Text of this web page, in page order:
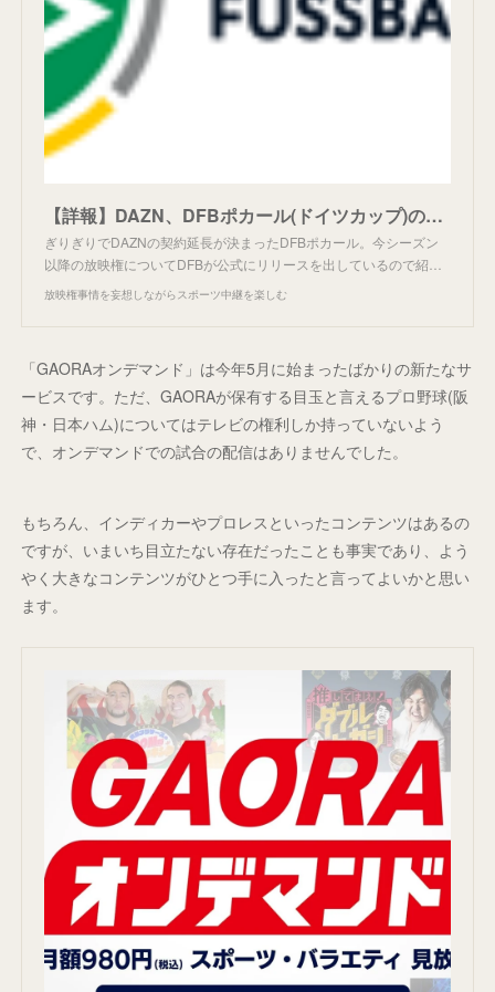
【詳報】DAZN、DFBポカール(ドイツカップ)の契約延長。
ぎりぎりでDAZNの契約延長が決まったDFBポカール。今シーズン
以降の放映権についてDFBが公式にリリースを出しているので紹…
放映権事情を妄想しながらスポーツ中継を楽しむ
「GAORAオンデマンド」は今年5月に始まったばかりの新たなサ
ービスです。ただ、GAORAが保有する目玉と言えるプロ野球(阪
神・日本ハム)についてはテレビの権利しか持っていないよう
で、オンデマンドでの試合の配信はありませんでした。
もちろん、インディカーやプロレスといったコンテンツはあるの
ですが、いまいち目立たない存在だったことも事実であり、よう
やく大きなコンテンツがひとつ手に入ったと言ってよいかと思い
ます。